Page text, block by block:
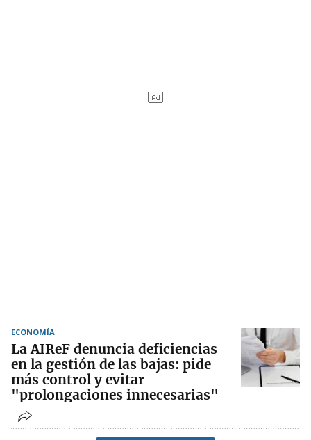
ECONOMÍA
La AIReF denuncia deficiencias
en la gestión de las bajas: pide
más control y evitar
"prolongaciones innecesarias"